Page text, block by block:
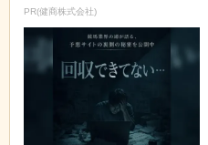
PR(健商株式会社)